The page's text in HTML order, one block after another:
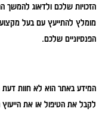
הזכויות שלכם ולדאוג להמשך
מומלץ להתייעץ עם בעל
הפנסיוניים שלכם.
המידע באתר הוא לא חוות
לקבל את הטיפול או את